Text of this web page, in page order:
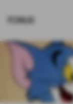
FONUS